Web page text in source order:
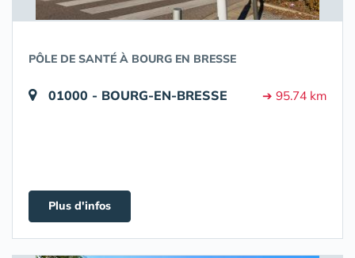
PÔLE DE SANTÉ À BOURG EN BRESSE
01000 - BOURG-EN-BRESSE ➔ 95.74 km
Plus d'infos